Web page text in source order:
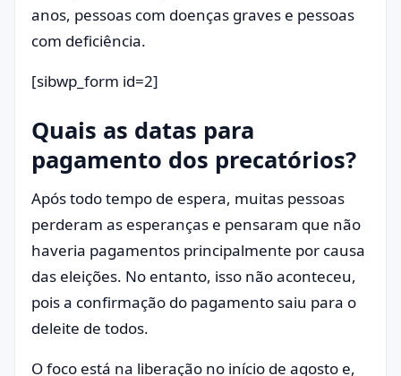
anos, pessoas com doenças graves e pessoas
com deficiência.
[sibwp_form id=2]
Quais as datas para
pagamento dos precatórios?
Após todo tempo de espera, muitas pessoas
perderam as esperanças e pensaram que não
haveria pagamentos principalmente por causa
das eleições. No entanto, isso não aconteceu,
pois a confirmação do pagamento saiu para o
deleite de todos.
O foco está na liberação no início de agosto e,